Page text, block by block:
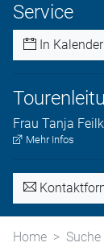
Service
In
Frau Tanja
Mehr Infos
Home Suche